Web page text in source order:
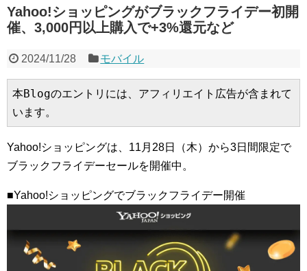
Yahoo!ショッピングがブラックフライデー初開
催、3,000円以上購入で+3%還元など
2024/11/28 モバイル
本Blogのエントリには、アフィリエイト広告が含まれて
います。
Yahoo!ショッピングは、11月28日（木）から3日間限定で
ブラックフライデーセールを開催中。
■Yahoo!ショッピングでブラックフライデー開催